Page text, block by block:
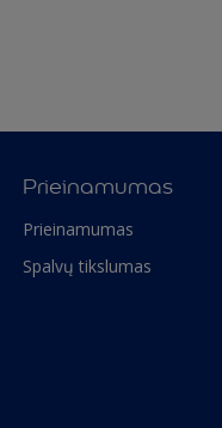
Prieinamumas
Prieinamumas
Spalvų tikslumas